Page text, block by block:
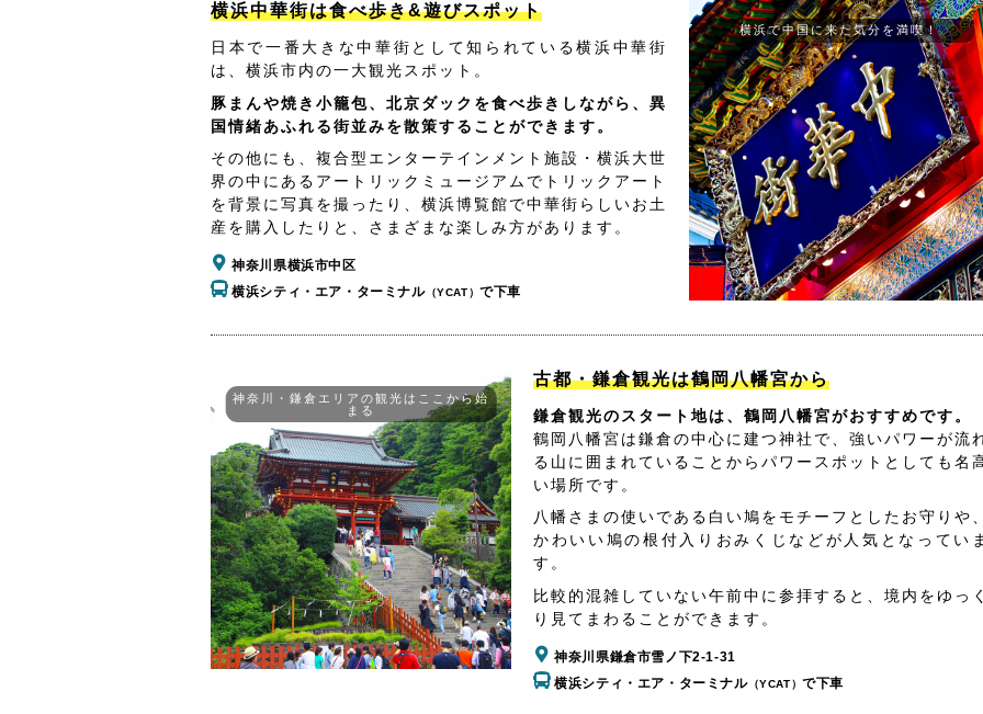
横浜中華街は食べ歩き&遊びスポット
日本で一番大きな中華街として知られている横浜中華街
は、横浜市内の一大観光スポット。
豚まんや焼き小籠包、北京ダックを食べ歩きしながら、異
国情緒あふれる街並みを散策することができます。
その他にも、複合型エンターテインメント施設・横浜大世
界の中にあるアートリックミュージアムでトリックアート
を背景に写真を撮ったり、横浜博覧館で中華街らしいお土
産を購入したりと、さまざまな楽しみ方があります。
神奈川県横浜市中区
横浜シティ・エア・ターミナル（YCAT）で下車
横浜で中国に来た気分を満喫！
神奈川・鎌倉エリアの観光はここから始
まる
古都・鎌倉観光は鶴岡八幡宮から
鎌倉観光のスタート地は、鶴岡八幡宮がおすすめです。
鶴岡八幡宮は鎌倉の中心に建つ神社で、強いパワーが流
る山に囲まれていることからパワースポットとしても名
い場所です。
八幡さまの使いである白い鳩をモチーフとしたお守りや
かわいい鳩の根付入りおみくじなどが人気となってい
す。
比較的混雑していない午前中に参拝すると、境内をゆっ
り見てまわることができます。
神奈川県鎌倉市雪ノ下2-1-31
横浜シティ・エア・ターミナル（YCAT）で下車